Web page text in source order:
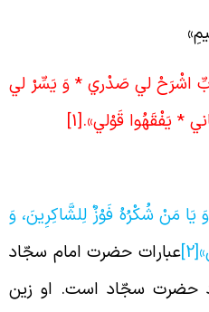
لي‏ صَدْري * وَ يَسِّرْ لي‏
يَفْقَهُوا قَوْلي‏».[1]
مَنْ شُكْرُهُ فَوْزٌ لِلشَّاكِرِينَ، وَ
عبارات حضرت امام سجّاد
حضرت سجّاد است. او زین